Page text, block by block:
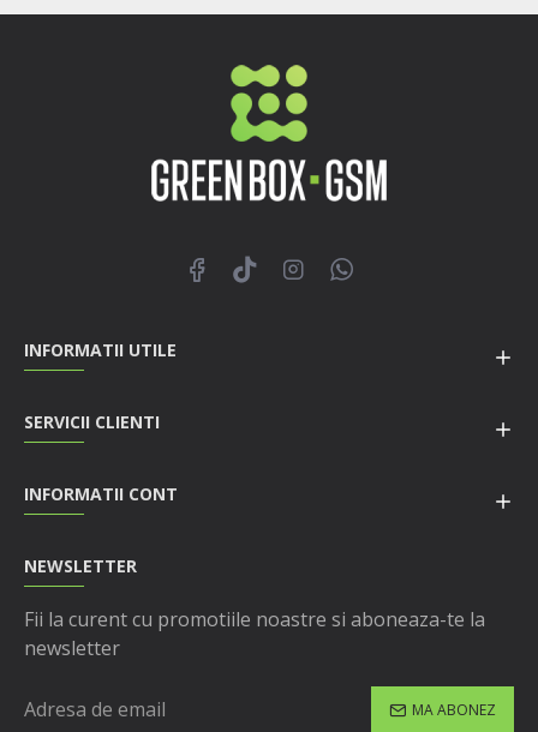
INFORMATII UTILE
SERVICII CLIENTI
INFORMATII CONT
NEWSLETTER
Fii la curent cu promotiile noastre si aboneaza-te la
newsletter
MA ABONEZ